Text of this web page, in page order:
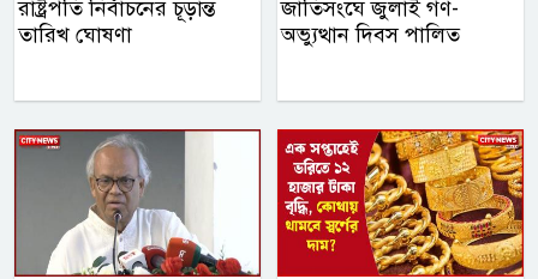
রাষ্ট্রপতি নির্বাচনের চূড়ান্ত
তারিখ ঘোষণা
জাতিসংঘে জুলাই গণ-
অভ্যুত্থান দিবস পালিত